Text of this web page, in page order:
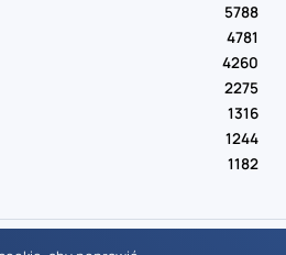
5788
4781
4260
2275
1316
1244
1182
Right Reserved 2016-2026